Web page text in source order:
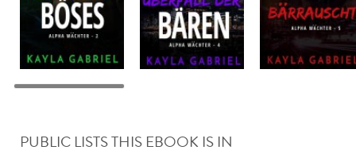
PUBLIC LISTS THIS EBOOK IS IN